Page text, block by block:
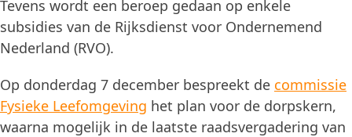
Tevens wordt een beroep gedaan op enkele
subsidies van de Rijksdienst voor Ondernemend
Nederland (RVO).
Op donderdag 7 december bespreekt de commissie
Fysieke Leefomgeving het plan voor de dorpskern,
waarna mogelijk in de laatste raadsvergadering van